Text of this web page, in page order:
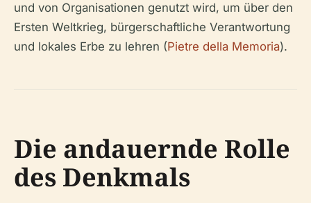
und von Organisationen genutzt wird, um über den
Ersten Weltkrieg, bürgerschaftliche Verantwortung
und lokales Erbe zu lehren (Pietre della Memoria).
Die andauernde Rolle
des Denkmals